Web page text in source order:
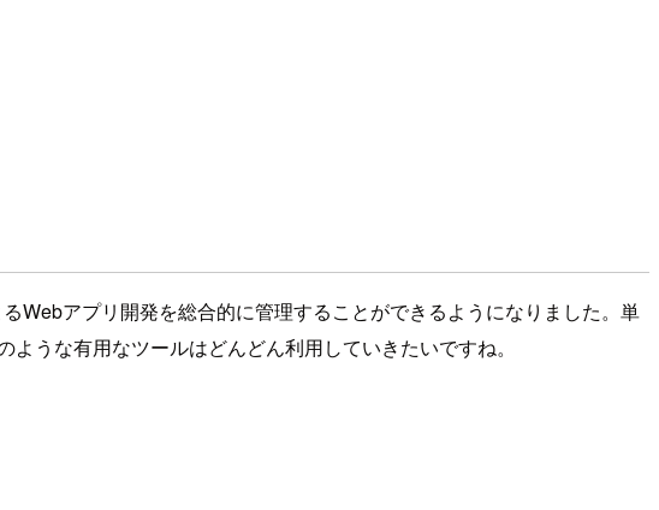
Webアプリ開発を総合的に管理することができるようになりました。単
うな有用なツールはどんどん利用していきたいですね。